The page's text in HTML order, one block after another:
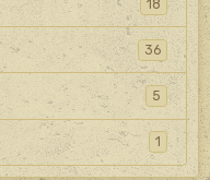
18
36
5
1